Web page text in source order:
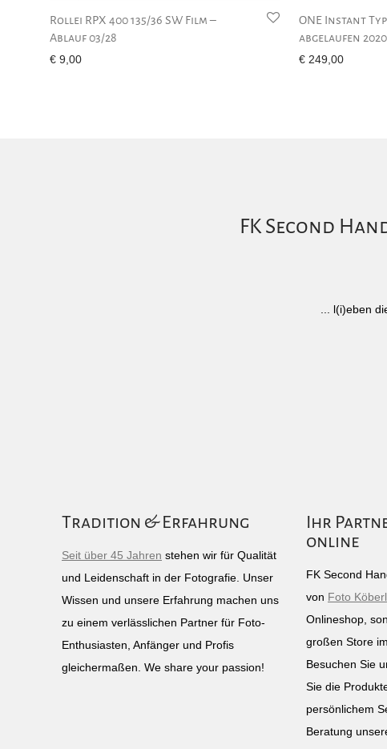
Rollei RPX 400 135/36 SW Film –
Ablauf 03/28
€ 9,00
ONE Instant
abgelaufen 2020
€ 249,00
FK Second
... l(i)eben
Tradition & Erfahrung
Seit über 45 Jahren stehen wir für Qualität
und Leidenschaft in der Fotografie. Unser
Wissen und unsere Erfahrung machen uns
zu einem verlässlichen Partner für Foto-
Enthusiasten, Anfänger und Profis
gleichermaßen. We share your passion!
Ihr
online
FK Second
von Foto Köberl
Onlineshop,
großen Store
Besuchen Sie
Sie die
persönlichem
Beratung